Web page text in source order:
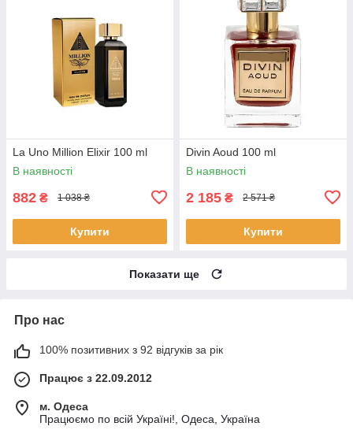
La Uno Million Elixir 100 ml
В наявності
882 ₴ 1 038 ₴
Купити
Divin Aoud 100 ml
В наявності
2 185 ₴ 2 571 ₴
Купити
Показати ще
Про нас
100% позитивних з 92 відгуків за рік
Працює з 22.09.2012
м. Одеса
Працюємо по всій Україні!, Одеса, Україна